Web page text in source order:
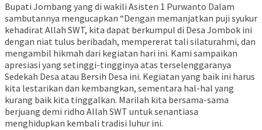
​Bupati Jombang yang di wakili Asisten 1 Purwanto Dalam
sambutannya mengucapkan “Dengan memanjatkan puji syukur
kehadirat Allah SWT, kita dapat berkumpul di Desa Jombok ini
dengan niat tulus beribadah, mempererat tali silaturahmi, dan
mengambil hikmah dari kegiatan hari ini. Kami sampaikan
apresiasi yang setinggi-tingginya atas terselenggaranya
Sedekah Desa atau Bersih Desa ini. Kegiatan yang baik ini harus
kita lestarikan dan kembangkan, sementara hal-hal yang
kurang baik kita tinggalkan. Marilah kita bersama-sama
berjuang demi ridho Allah SWT untuk senantiasa
menghidupkan kembali tradisi luhur ini.